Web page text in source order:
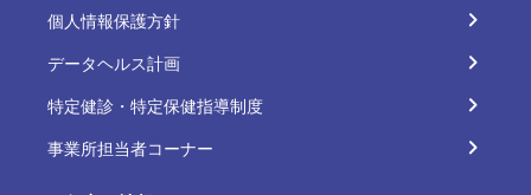
個人情報保護方針
データヘルス計画
特定健診・特定保健指導制度
事業所担当者コーナー